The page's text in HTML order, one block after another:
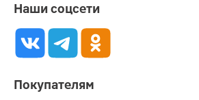
Наши соцсети
Покупателям